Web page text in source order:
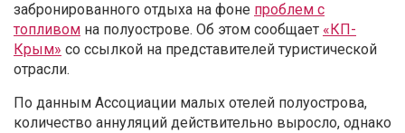
забронированного отдыха на фоне проблем с
топливом на полуострове. Об этом сообщает «КП-
Крым» со ссылкой на представителей туристической
отрасли.
По данным Ассоциации малых отелей полуострова,
количество аннуляций действительно выросло, однако